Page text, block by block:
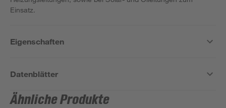
Einsatz.
Eigenschaften
Datenblätter
Ähnliche Produkte